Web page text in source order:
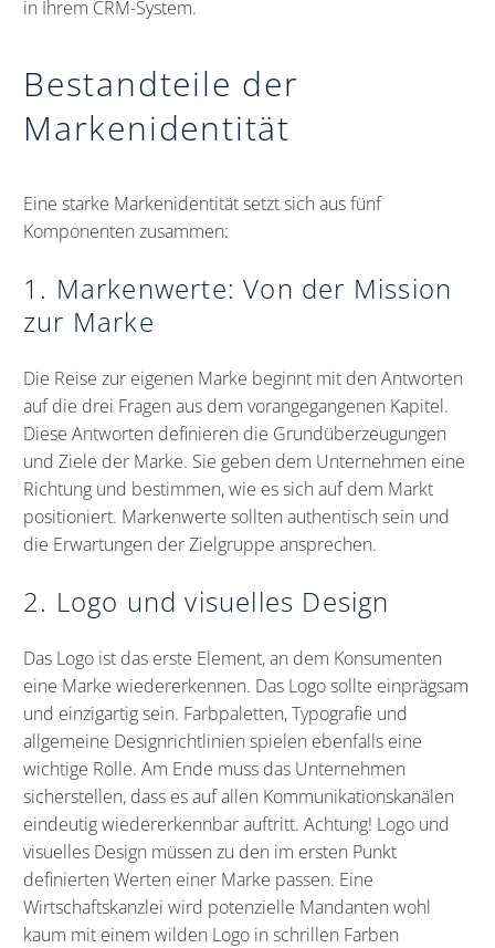
in Ihrem CRM-System.
Bestandteile der
Markenidentität
Eine starke Markenidentität setzt sich aus fünf
Komponenten zusammen:
1. Markenwerte: Von der Mission
zur Marke
Die Reise zur eigenen Marke beginnt mit den Antworten
auf die drei Fragen aus dem vorangegangenen Kapitel.
Diese Antworten definieren die Grundüberzeugungen
und Ziele der Marke. Sie geben dem Unternehmen eine
Richtung und bestimmen, wie es sich auf dem Markt
positioniert. Markenwerte sollten authentisch sein und
die Erwartungen der Zielgruppe ansprechen.
2. Logo und visuelles Design
Das Logo ist das erste Element, an dem Konsumenten
eine Marke wiedererkennen. Das Logo sollte einprägsam
und einzigartig sein. Farbpaletten, Typografie und
allgemeine Designrichtlinien spielen ebenfalls eine
wichtige Rolle. Am Ende muss das Unternehmen
sicherstellen, dass es auf allen Kommunikationskanälen
eindeutig wiedererkennbar auftritt. Achtung! Logo und
visuelles Design müssen zu den im ersten Punkt
definierten Werten einer Marke passen. Eine
Wirtschaftskanzlei wird potenzielle Mandanten wohl
kaum mit einem wilden Logo in schrillen Farben